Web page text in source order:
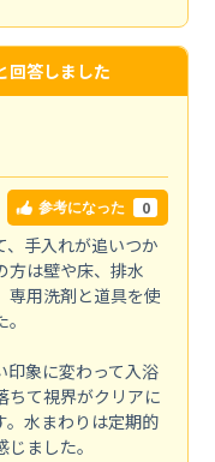
回答しました
参考になった 0
手入れが追いつか
方は壁や床、排水
専用洗剤と道具を使
印象に変わって入浴
ちて視界がクリアに
。水まわりは定期的
ました。